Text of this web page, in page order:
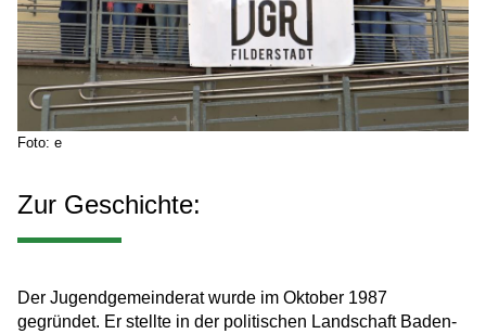
Foto: e
Zur Geschichte:
Der Jugendgemeinderat wurde im Oktober 1987
gegründet. Er stellte in der politischen Landschaft Baden-